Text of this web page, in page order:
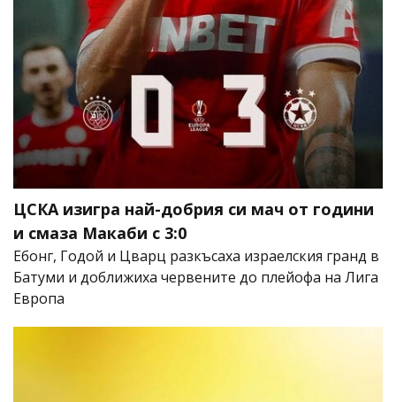
ЦСКА изигра най-добрия си мач от години
и смаза Макаби с 3:0
Ебонг, Годой и Цварц разкъсаха израелския гранд в
Батуми и доближиха червените до плейофа на Лига
Европа